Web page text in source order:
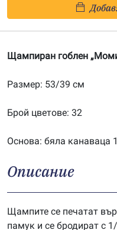
с
ябълки
щампа
Щампиран гоблен
Размер: 53/39 см
Брой цветове: 32
Основа: бяла канаваца
Описание
Щампите се печатат
памук и се бродират с